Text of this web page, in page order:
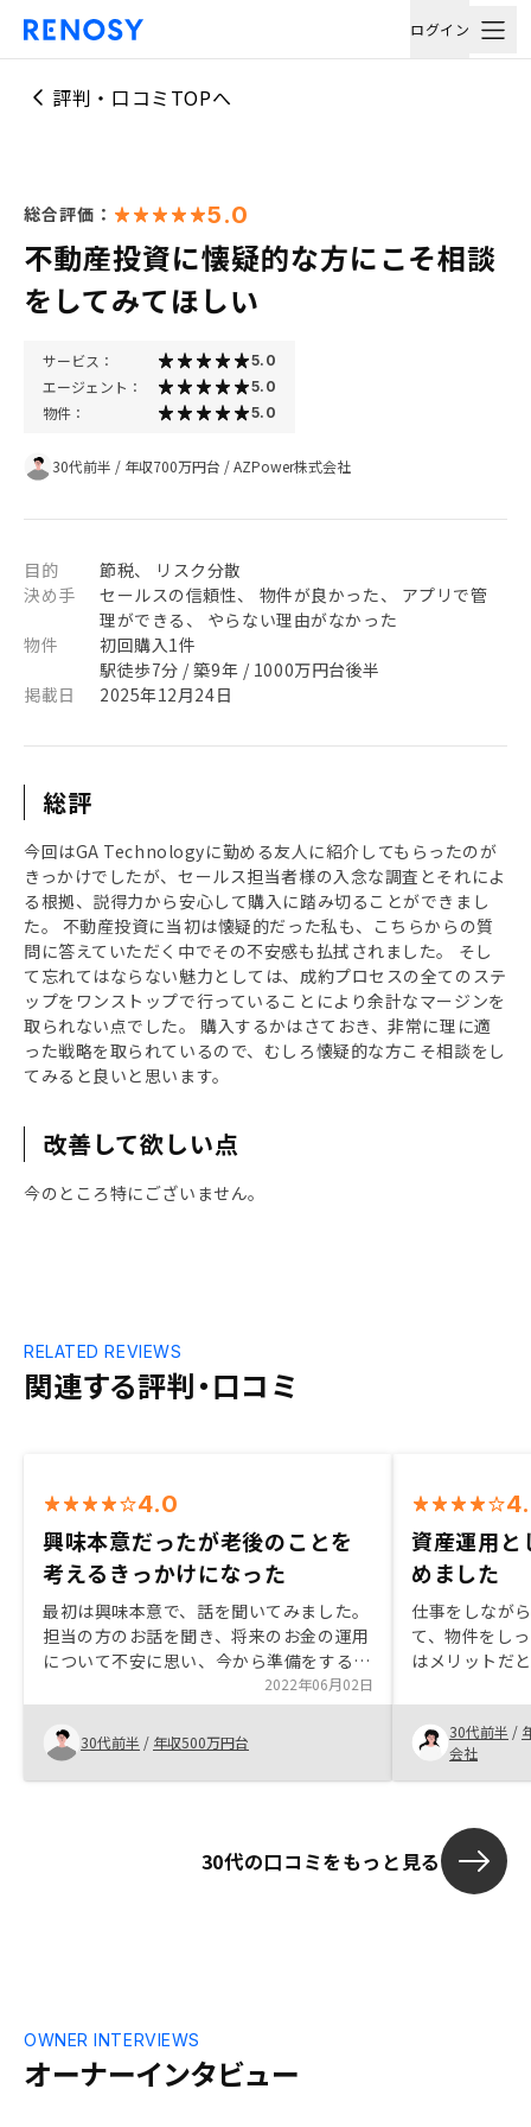
ログイン
評判・口コミTOPへ
総合評価： 5.0
不動産投資に懐疑的な方にこそ相談
をしてみてほしい
サービス： 5.0
エージェント： 5.0
物件： 5.0
30代前半 / 年収700万円台 /AZPower株式会社
目的
節税、 リスク分散
決め手
セールスの信頼性、 物件が良かった、 アプリで管
理ができる、 やらない理由がなかった
物件
初回購入1件
駅徒歩7分 / 築9年 / 1000万円台後半
掲載日
2025年12月24日
総評
今回はGA Technologyに勤める友人に紹介してもらったのが
きっかけでしたが、セールス担当者様の入念な調査とそれによ
る根拠、説得力から安心して購入に踏み切ることができまし
た。 不動産投資に当初は懐疑的だった私も、こちらからの質
問に答えていただく中でその不安感も払拭されました。 そし
て忘れてはならない魅力としては、成約プロセスの全てのステ
ップをワンストップで行っていることにより余計なマージンを
取られない点でした。 購入するかはさておき、非常に理に適
った戦略を取られているので、むしろ懐疑的な方こそ相談をし
てみると良いと思います。
改善して欲しい点
今のところ特にございません。
関連する評判・口コミ
RELATED REVIEWS
4.0
興味本意だったが老後のことを
考えるきっかけになった
最初は興味本意で、話を聞いてみました。
担当の方のお話を聞き、将来のお金の運用
について不安に思い、今から準備をする必
要があると思い、購入を決めました。大き
な金額の購入になるので、決断には時間を
かけてゆっくり考えましたが、不安要素は
極力担当の方へ確認しリスクの説明も自身
で把握して大丈夫だと思い、購入の決断に
2022年06月02日
30代前半 / 年収500万円台
資産運用と
めました
仕事をしなが
て、物件をし
はメリットだ
ます。不動産
うこともあり
用として何も
思います。
30代前半 /
会社
30代の口コミをもっと見る
オーナーインタビュー
OWNER INTERVIEWS